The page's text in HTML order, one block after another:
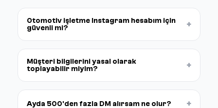
Otomotiv işletme Instagram hesabım için
güvenli mi?
+
Müşteri bilgilerini yasal olarak
toplayabilir miyim?
+
Ayda 500'den fazla DM alırsam ne olur? +